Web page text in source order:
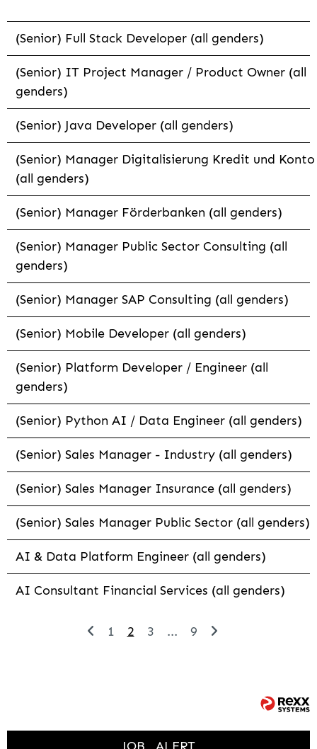
(Senior) Full Stack Developer (all genders)
(Senior) IT Project Manager / Product Owner (all
genders)
(Senior) Java Developer (all genders)
(Senior) Manager Digitalisierung Kredit und Konto
(all genders)
(Senior) Manager Förderbanken (all genders)
(Senior) Manager Public Sector Consulting (all
genders)
(Senior) Manager SAP Consulting (all genders)
(Senior) Mobile Developer (all genders)
(Senior) Platform Developer / Engineer (all
genders)
(Senior) Python AI / Data Engineer (all genders)
(Senior) Sales Manager - Industry (all genders)
(Senior) Sales Manager Insurance (all genders)
(Senior) Sales Manager Public Sector (all genders)
AI & Data Platform Engineer (all genders)
AI Consultant Financial Services (all genders)
1 2 3 ... 9